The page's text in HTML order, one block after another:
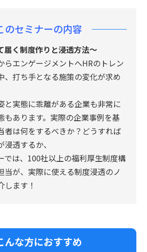
のセミナーの内容
届く制度作りと浸透方法～
らエンゲージメントへHRのトレン
、打ち手となる施策の変化が求め
と実態に乖離がある企業も非常に
もあります。実際の企業事例を基
者は何をするべきか？どうすれば
透するか、
では、100社以上の福利厚生制度構
当が、実際に使える制度浸透のノ
します！
んな方におすすめ